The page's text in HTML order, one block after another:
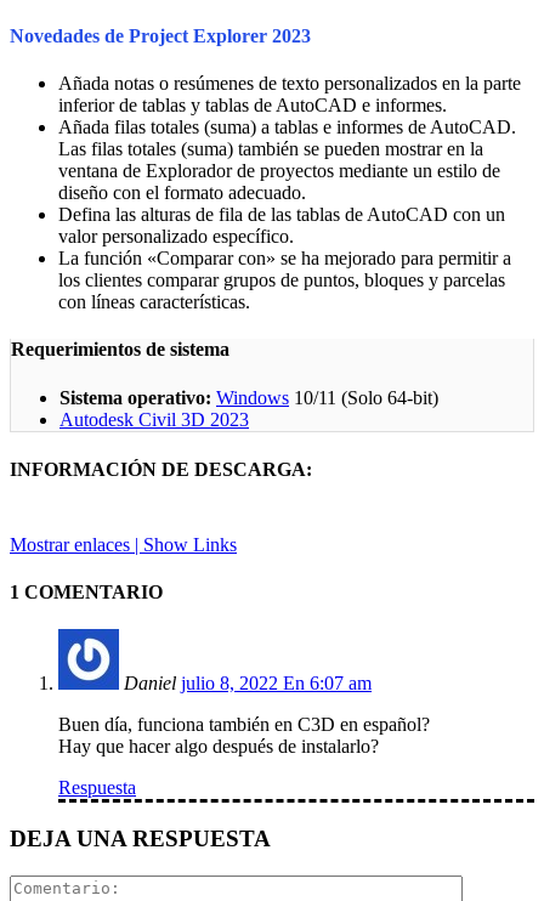
Novedades de Project Explorer 2023
Añada notas o resúmenes de texto personalizados en la parte
inferior de tablas y tablas de AutoCAD e informes.
Añada filas totales (suma) a tablas e informes de AutoCAD.
Las filas totales (suma) también se pueden mostrar en la
ventana de Explorador de proyectos mediante un estilo de
diseño con el formato adecuado.
Defina las alturas de fila de las tablas de AutoCAD con un
valor personalizado específico.
La función «Comparar con» se ha mejorado para permitir a
los clientes comparar grupos de puntos, bloques y parcelas
con líneas características.
Requerimientos de sistema
Sistema operativo: Windows 10/11 (Solo 64-bit)
Autodesk Civil 3D 2023
INFORMACIÓN DE DESCARGA:
Mostrar enlaces | Show Links
1 COMENTARIO
Daniel julio 8, 2022 En 6:07 am
Buen día, funciona también en C3D en español?
Hay que hacer algo después de instalarlo?
Respuesta
DEJA UNA RESPUESTA